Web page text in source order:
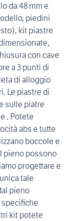
da 48 mm e
piedini
kit piastre
con cave
a 3 punti di
di alloggio
Le piastre di
sulle piatre
. Potete
abs e tutte
boccole e
pieno possono
progettare e
tale
pieno
kit potete